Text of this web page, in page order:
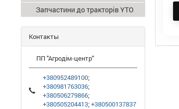
Запчастини до тракторів YTO
Контакты
ПП "Агродім-центр"
+380952489100;
+380981763036;
+380506279866;
+380505204413;+380500137837